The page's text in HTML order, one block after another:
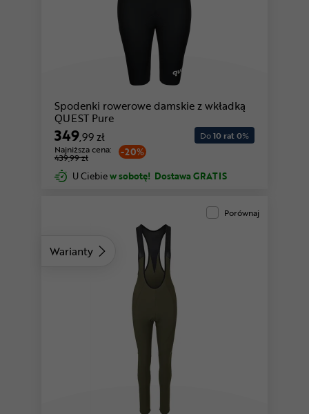
Spodenki rowerowe damskie z wkładką
QUEST Pure
349,99 zł
-20%
Najniższa cena:
439,99 zł
Do10 rat 0%
U Ciebiew sobotę! Dostawa GRATIS
Warianty
Porównaj